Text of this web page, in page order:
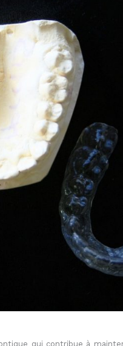
qui contribue à